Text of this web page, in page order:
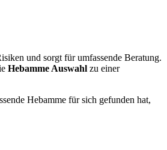
und sorgt für umfassende Beratung.
Hebamme Auswahl zu einer
Hebamme für sich gefunden hat,